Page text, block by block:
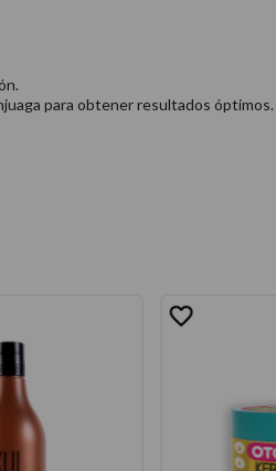
para obtener resultados óptimos.